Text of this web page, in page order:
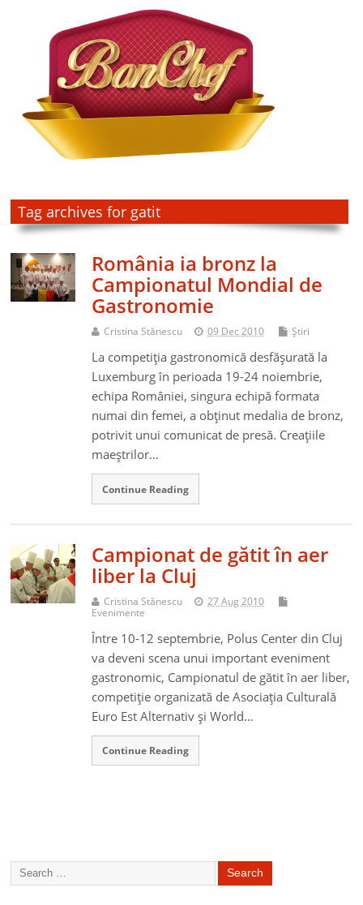
Tag archives for gatit
România ia bronz la
Campionatul Mondial de
Gastronomie
Cristina Stănescu 09 Dec 2010 Ştiri
La competiţia gastronomică desfăşurată la
Luxemburg în perioada 19-24 noiembrie,
echipa României, singura echipă formata
numai din femei, a obţinut medalia de bronz,
potrivit unui comunicat de presă. Creaţiile
maeştrilor…
Continue Reading
Campionat de gătit în aer
liber la Cluj
Cristina Stănescu
27 Aug 2010
Evenimente
Între 10-12 septembrie, Polus Center din Cluj
va deveni scena unui important eveniment
gastronomic, Campionatul de gătit în aer liber,
competiţie organizată de Asociaţia Culturală
Euro Est Alternativ şi World…
Continue Reading